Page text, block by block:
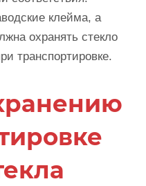
клейма, а
охранять стекло
транспортировке.